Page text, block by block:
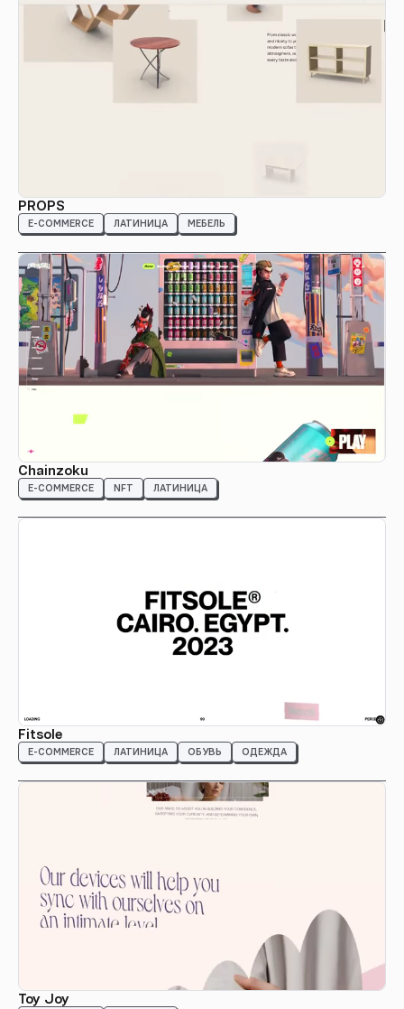
PROPS
E-COMMERCE ЛАТИНИЦА МЕБЕЛЬ
Chainzoku
E-COMMERCE NFT ЛАТИНИЦА
Fitsole
E-COMMERCE ЛАТИНИЦА ОБУВЬ ОДЕЖДА
Toy Joy